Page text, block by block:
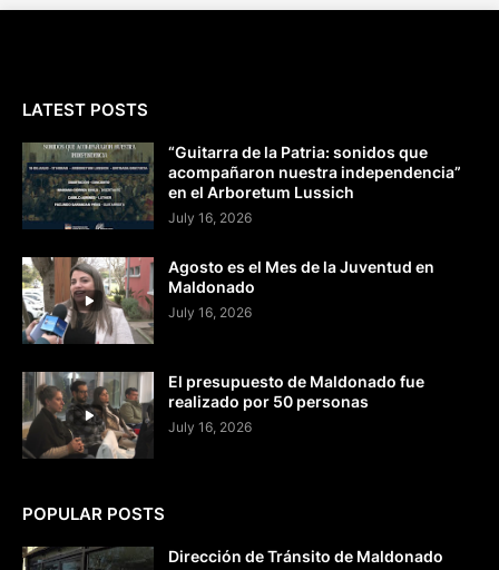
LATEST POSTS
“Guitarra de la Patria: sonidos que
acompañaron nuestra independencia”
en el Arboretum Lussich
July 16, 2026
Agosto es el Mes de la Juventud en
Maldonado
July 16, 2026
El presupuesto de Maldonado fue
realizado por 50 personas
July 16, 2026
POPULAR POSTS
Dirección de Tránsito de Maldonado